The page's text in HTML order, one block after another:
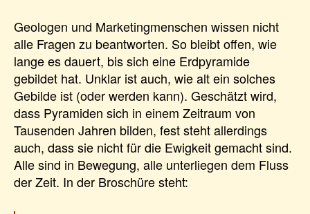
Geologen und Marketingmenschen wissen nicht
alle Fragen zu beantworten. So bleibt offen, wie
lange es dauert, bis sich eine Erdpyramide
gebildet hat. Unklar ist auch, wie alt ein solches
Gebilde ist (oder werden kann). Geschätzt wird,
dass Pyramiden sich in einem Zeitraum von
Tausenden Jahren bilden, fest steht allerdings
auch, dass sie nicht für die Ewigkeit gemacht sind.
Alle sind in Bewegung, alle unterliegen dem Fluss
der Zeit. In der Broschüre steht: